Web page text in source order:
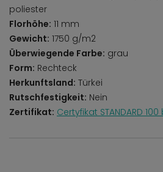
poliester
Florhöhe: 11 mm
Gewicht: 1750 g/m2
Überwiegende Farbe: grau
Form: Rechteck
Herkunftsland: Türkei
Rutschfestigkeit: Nein
Zertifikat: Certyfikat STANDARD 100